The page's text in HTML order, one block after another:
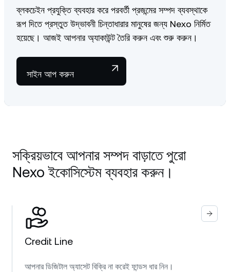
ব্লকচেইন প্রযুক্তি ব্যবহার করে পরবর্তী প্রজন্মের সম্পদ ব্যবস্থাকে
রূপ দিতে প্রস্তুত উদ্ভাবনী চিন্তাধারার মানুষের জন্য Nexo নির্মিত
হয়েছে। আজই আপনার অ্যাকাউন্ট তৈরি করুন এবং শুরু করুন।
সাইন আপ করুন
সক্রিয়ভাবে আপনার সম্পদ বাড়াতে পুরো
Nexo ইকোসিস্টেম ব্যবহার করুন।
Credit Line
আপনার ডিজিটাল অ্যাসেট বিক্রি না করেই ফান্ডস ধার নিন।